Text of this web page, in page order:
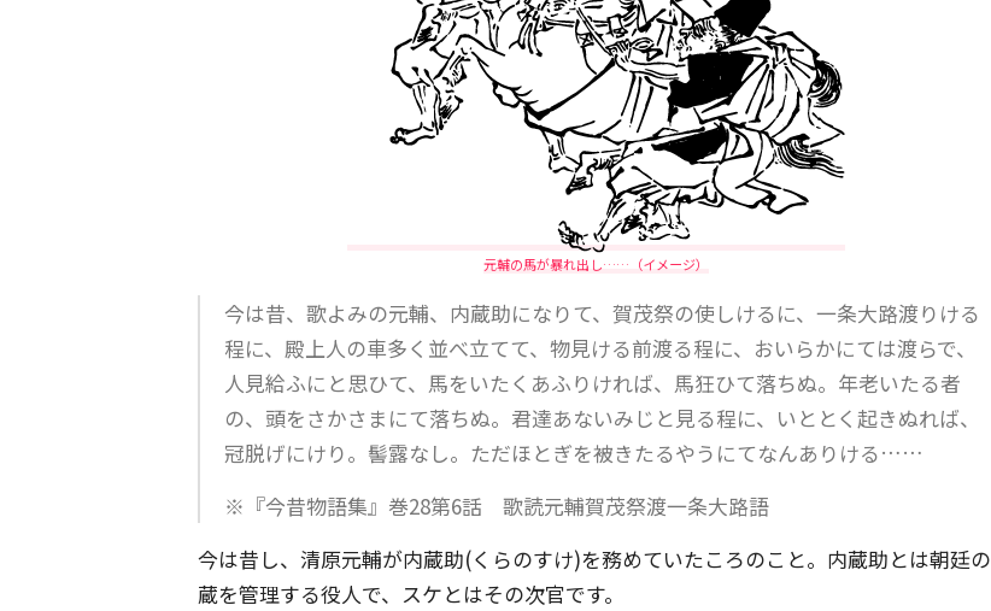
元輔の馬が暴れ出し……（イメージ）
今は昔、歌よみの元輔、内蔵助になりて、賀茂祭の使しけるに、一条大路渡りける
程に、殿上人の車多く並べ立てて、物見ける前渡る程に、おいらかにては渡らで、
人見給ふにと思ひて、馬をいたくあふりければ、馬狂ひて落ちぬ。年老いたる者
の、頭をさかさまにて落ちぬ。君達あないみじと見る程に、いととく起きぬれば、
冠脱げにけり。髻露なし。ただほとぎを被きたるやうにてなんありける……
※『今昔物語集』巻28第6話 歌読元輔賀茂祭渡一条大路語
今は昔し、清原元輔が内蔵助(くらのすけ)を務めていたころのこと。内蔵助とは朝廷の
蔵を管理する役人で、スケとはその次官です。